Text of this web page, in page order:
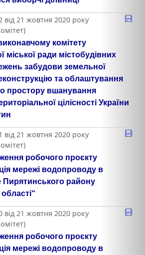
21 жовтня 2020 року
комітету
міської ради містобудівних
забудови земельної
та облаштування
простору вшанування
цілісності України
21 жовтня 2020 року
робочого проєкту
мережі водопроводу в
району
21 жовтня 2020 року
робочого проєкту
мережі водопроводу в